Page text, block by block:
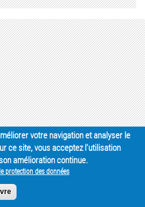
votre navigation et analyser le
ce site, vous acceptez l'utilisation
amélioration continue.
protection des données